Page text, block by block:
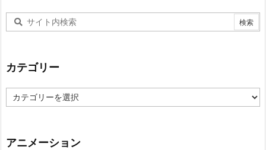
カテゴリー
テ
ー
アニメーション